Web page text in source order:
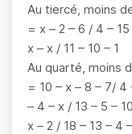
Au tiercé, moins
= x – 2 – 6 / 4 –
x – x / 11 – 10 – 1
Au quarté, moins
= 10 – x – 8 – 7/
– 4 – x / 13 – 5 –
x – 2 / 18 – 13 – 4